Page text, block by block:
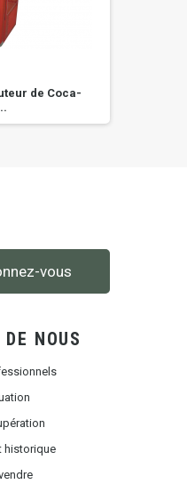
de Coca-
vous
NOUS
historique